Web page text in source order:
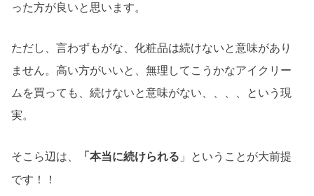
った方が良いと思います。
ただし、言わずもがな、化粧品は続けないと意味があり
ません。高い方がいいと、無理してこうかなアイクリー
ムを買っても、続けないと意味がない、、、、という現
実。
そこら辺は、 「本当に続けられる 」ということが大前提
です！！